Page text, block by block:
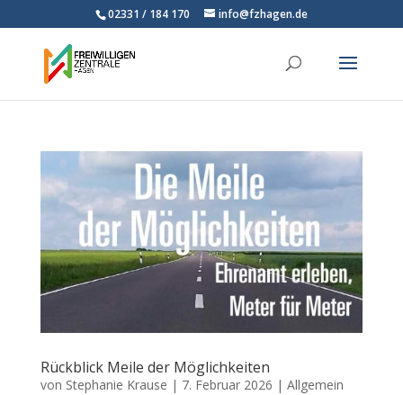
02331 / 184 170 info@fzhagen.de
Rückblick Meile der Möglichkeiten
von Stephanie Krause | 7. Februar 2026 | Allgemein